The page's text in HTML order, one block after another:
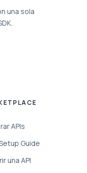
una sola
APIs
Guide
una API